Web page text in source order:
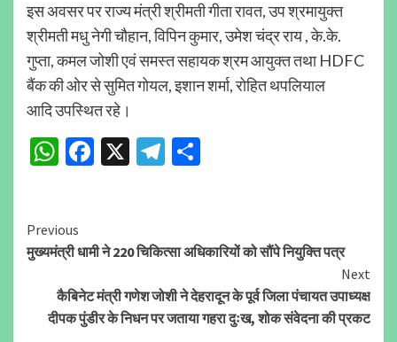
इस अवसर पर राज्य मंत्री श्रीमती गीता रावत, उप श्रमायुक्त
श्रीमती मधु नेगी चौहान, विपिन कुमार, उमेश चंद्र राय , के.के.
गुप्ता, कमल जोशी एवं समस्त सहायक श्रम आयुक्त तथा HDFC
बैंक की ओर से सुमित गोयल, इशान शर्मा, रोहित थपलियाल
आदि उपस्थित रहे।
WhatsApp
Facebook
X Telegram
Continue
Reading
Previous
मुख्यमंत्री धामी ने 220 चिकित्सा अधिकारियों को सौंपे नियुक्ति पत्र
Next
कैबिनेट मंत्री गणेश जोशी ने देहरादून के पूर्व जिला पंचायत उपाध्यक्ष
दीपक पुंडीर के निधन पर जताया गहरा दुःख, शोक संवेदना की प्रकट